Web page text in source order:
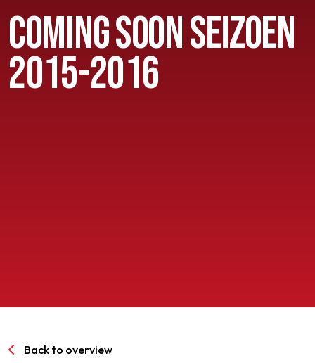
Senioren
Clubinfo
Nieuwsoverzicht
COMING SOON SEIZOEN
2015-2016
Back to overview